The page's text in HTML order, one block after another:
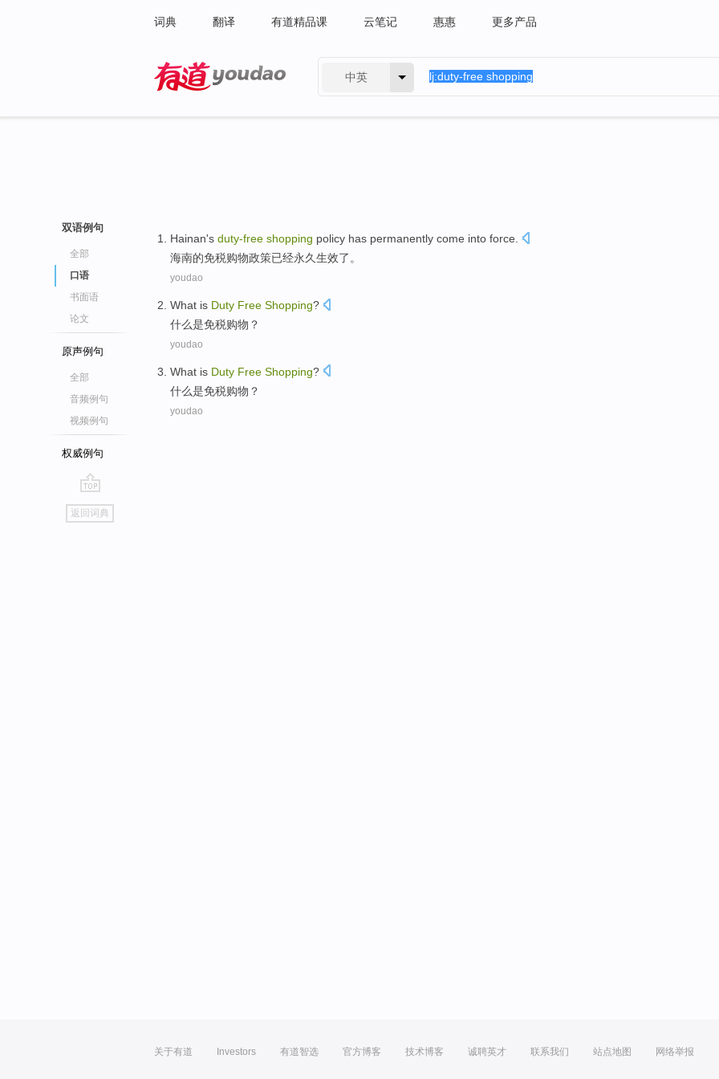
词典 翻译 有道精品课 云笔记 惠惠 更多产品
中英
双语例句
全部
口语
书面语
论文
原声例句
全部
音频例句
视频例句
权威例句
go
top
返回词典
Hainan's duty-free shopping policy has permanently come into force
海南的免税购物政策已经永久 生效了。
youdao
What is Duty Free Shopping?
什么是免税购物 ？
youdao
What is Duty Free Shopping?
什么是免税购物 ？
youdao
关于有道 Investors 有道智选 官方博客 技术博客 诚聘英才 联系我们 站点地图 网络举报